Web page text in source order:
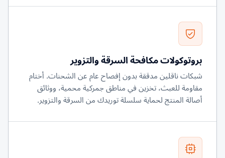
بروتوكولات مكافحة السرقة والتزوير
شبكات ناقلين مدققة بدون إفصاح عام عن الشحنات. أختام
مقاومة للعبث، تخزين في مناطق جمركية محمية، ووثائق
أصالة المنتج لحماية سلسلة توريدك من السرقة والتزوير.